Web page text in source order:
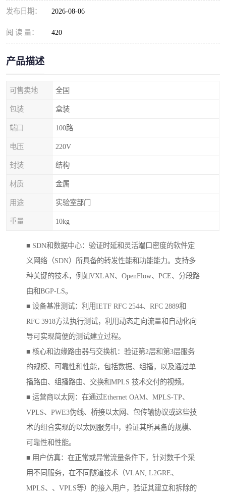
发布日期： 2026-08-06
阅 读 量： 420
产品描述
可售卖地 全国
包装 盒装
端口 100路
电压 220V
封装 结构
材质 金属
用途 实验室部门
重量 10kg
■ SDN和数据中心：验证时延和灵活端口密度的软件定
义网络（SDN）所具备的转发性能和功能能力。支持多
种关键的技术，例如VXLAN、OpenFlow、PCE、分段路
由和BGP-LS。
■ 设备基准测试：利用IETF RFC 2544、RFC 2889和
RFC 3918方法执行测试，利用动态走向流量和自动化向
导可实现简便的测试建立过程。
■ 核心和边缘路由器与交换机：验证第2层和第3层服务
的规模、可靠性和性能，包括数据、组播，以及通过单
播路由、组播路由、交换和MPLS 技术交付的视频。
■ 运营商以太网：在通过Ethernet OAM、MPLS-TP、
VPLS、PWE3伪线、桥接以太网、包传输协议或这些技
术的组合实现的以太网服务中，验证其所具备的规模、
可靠性和性能。
■ 用户仿真：在正常或异常流量条件下，针对数千个采
用不同服务，在不同隧道技术（VLAN, L2GRE、
MPLS、、VPLS等）的接入用户，验证其建立和拆除的